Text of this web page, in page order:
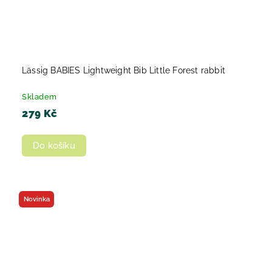
Lässig BABIES Lightweight Bib Little Forest rabbit
Skladem
279 Kč
Do košíku
Novinka